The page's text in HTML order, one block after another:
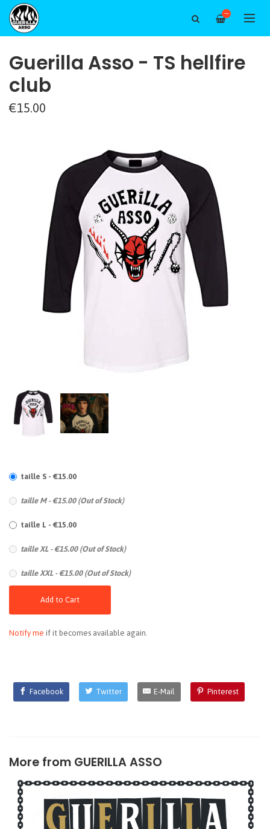
—
Guerilla Asso - TS hellfire
club
€15.00
taille S - €15.00
taille M - €15.00 (Out of Stock)
taille L - €15.00
taille XL - €15.00 (Out of Stock)
taille XXL - €15.00 (Out of Stock)
Add to Cart
Notify me if it becomes available again.
Facebook Twitter E-Mail Pinterest
More from GUERILLA ASSO